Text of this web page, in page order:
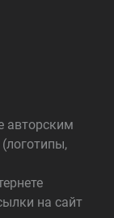
авторским
на сайт